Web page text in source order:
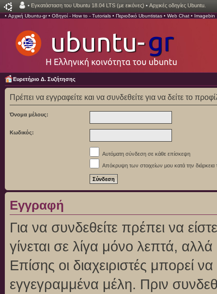
• Εγκατάσταση του Ubuntu 18.04 LTS (με εικόνες) • Αρχικές οδηγίες Ubuntu.
• Αρχική Ubuntu-gr• Οδηγοί - How to - Tutorials • Περιοδικό Ubuntistas • Web Chat • Imagebin
Ευρετήριο Δ. Συζήτησης
Πρέπει να εγγραφείτε και να συνδεθείτε για να δείτε το
Όνομα μέλους:
Κωδικός:
Αυτόματη σύνδεση σε κάθε επίσκεψη
Απόκρυψη των στοιχείων μου κατά την διάρκεια
Εγγραφή
Για να συνδεθείτε πρέπει να
γίνεται σε λίγα μόνο λεπτά,
Επίσης οι διαχειριστές μπορεί
εγγεγραμμένα μέλη. Πριν